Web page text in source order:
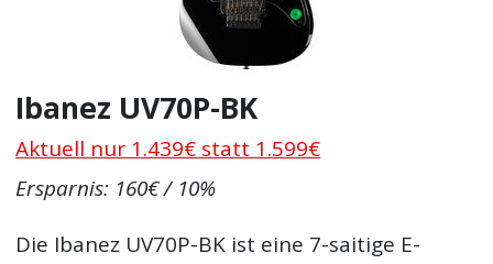
Ibanez UV70P-BK
Aktuell nur 1.439€ statt 1.599€
Ersparnis: 160€ / 10%
Die Ibanez UV70P-BK ist eine 7-saitige E-